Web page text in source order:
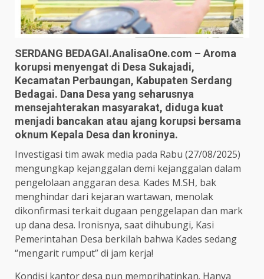
SERDANG BEDAGAI.AnalisaOne.com – Aroma
korupsi menyengat di Desa Sukajadi,
Kecamatan Perbaungan, Kabupaten Serdang
Bedagai. Dana Desa yang seharusnya
mensejahterakan masyarakat, diduga kuat
menjadi bancakan atau ajang korupsi bersama
oknum Kepala Desa dan kroninya.
Investigasi tim awak media pada Rabu (27/08/2025)
mengungkap kejanggalan demi kejanggalan dalam
pengelolaan anggaran desa. Kades M.SH, bak
menghindar dari kejaran wartawan, menolak
dikonfirmasi terkait dugaan penggelapan dan mark
up dana desa. Ironisnya, saat dihubungi, Kasi
Pemerintahan Desa berkilah bahwa Kades sedang
“mengarit rumput” di jam kerja!
Kondisi kantor desa pun memprihatinkan. Hanya